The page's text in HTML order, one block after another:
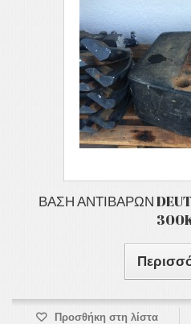
ΒΑΣΗ ΑΝΤΙΒΑΡΩΝ
Προσθήκη στη λίστα